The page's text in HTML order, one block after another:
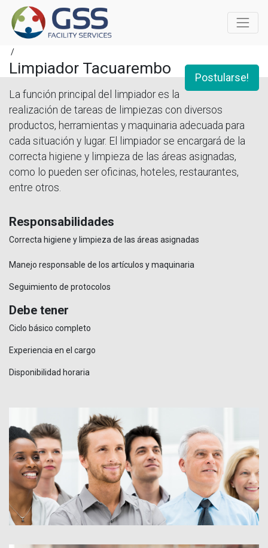
Postularse!
/
Limpiador Tacuarembo
La función principal del limpiador es la
realización de tareas de limpiezas con diversos
productos, herramientas y maquinaria adecuada para
cada situación y lugar. El limpiador se encargará de la
correcta higiene y limpieza de las áreas asignadas,
como lo pueden ser oficinas, hoteles, restaurantes,
entre otros.
Responsabilidades
Correcta higiene y limpieza de las áreas asignadas
Manejo responsable de los artículos y maquinaria
Seguimiento de protocolos
Debe tener
Ciclo básico completo
Experiencia en el cargo
Disponibilidad horaria